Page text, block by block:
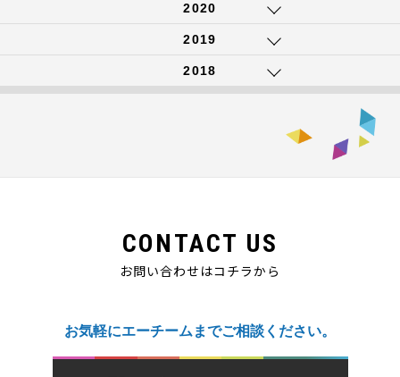
2020
2019
2018
CONTACT US
お問い合わせはコチラから
お気軽にエーチームまでご相談ください。